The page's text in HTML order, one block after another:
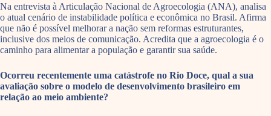
Na entrevista à Articulação Nacional de Agroecologia (ANA), analisa
o atual cenário de instabilidade política e econômica no Brasil. Afirma
que não é possível melhorar a nação sem reformas estruturantes,
inclusive dos meios de comunicação. Acredita que a agroecologia é o
caminho para alimentar a população e garantir sua saúde.
Ocorreu recentemente uma catástrofe no Rio Doce, qual a sua
avaliação sobre o modelo de desenvolvimento brasileiro em
relação ao meio ambiente?